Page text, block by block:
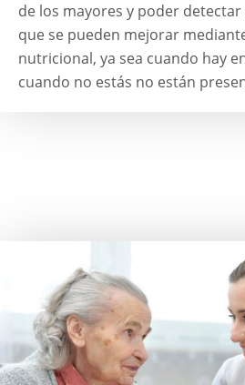
de los mayores y poder
que se pueden mejorar
nutricional, ya sea cuando hay
cuando no estás no están